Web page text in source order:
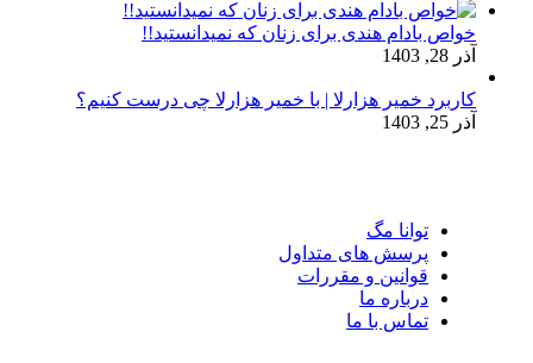
خواص بادام هندی برای زنان که نمیدانستید!!
آذر 28, 1403
کاربرد خمیر هزارلا | با خمیر هزارلا چی درست کنیم؟
آذر 25, 1403
توانا مگ
پرسش های متداول
قوانین و مقررات
درباره ما
تماس با ما